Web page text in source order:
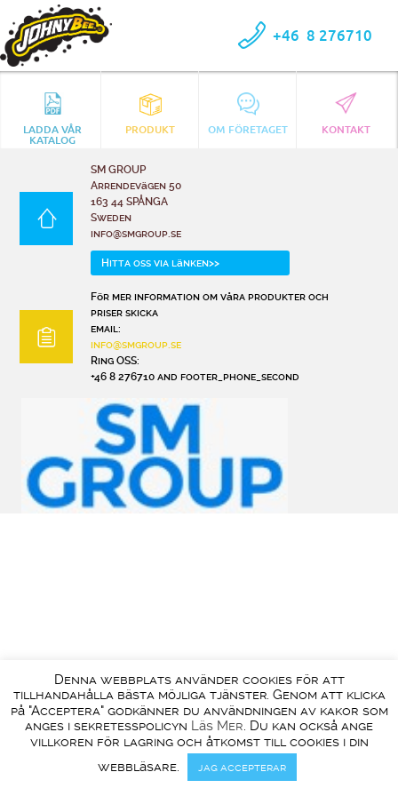
+46 8 276710
LADDA VÅR
KATALOG
PRODUKT OM FÖRETAGET KONTAKT
SM GROUP
Arrendevägen 50
163 44 SPÅNGA
Sweden
info@smgroup.se
Hitta oss via länken>>
För mer information om våra produkter och
priser skicka
email:
info@smgroup.se
Ring OSS:
+46 8 276710 and footer_phone_second
Denna webbplats använder cookies för att
tillhandahålla bästa möjliga tjänster. Genom att klicka
på "Acceptera" godkänner du användningen av kakor som
anges i sekretesspolicyn Läs Mer. Du kan också ange
villkoren för lagring och åtkomst till cookies i din
webbläsare.
jag accepterar